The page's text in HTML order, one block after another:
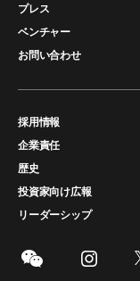
プレス
ベンチャー
お問い合わせ
採用情報
企業責任
歴史
投資家向け広報
リーダーシップ